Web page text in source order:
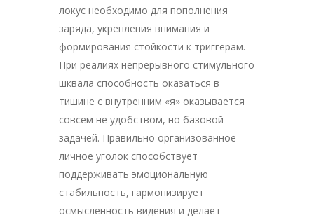
локус необходимо для пополнения
заряда, укрепления внимания и
формирования стойкости к триггерам.
При реалиях непрерывного стимульного
шквала способность оказаться в
тишине с внутренним «я» оказывается
совсем не удобством, но базовой
задачей. Правильно организованное
личное уголок способствует
поддерживать эмоциональную
стабильность, гармонизирует
осмысленность видения и делает